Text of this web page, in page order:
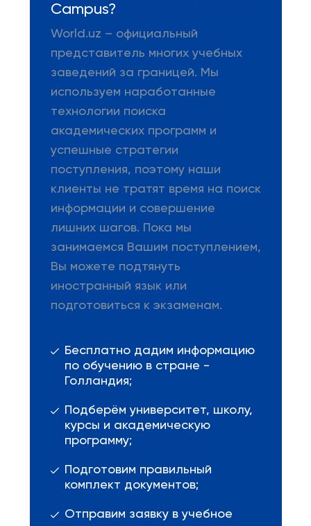
Campus?
World.uz – официальный
представитель многих учебных
заведений за границей. Мы
используем наработанные
технологии поиска
академических программ и
успешные стратегии
поступления, поэтому наши
клиенты не тратят время на поиск
информации и совершение
лишних шагов. Пока мы
занимаемся Вашим поступлением,
Вы можете подтянуть
иностранный язык или
подготовиться к экзаменам.
Бесплатно дадим информацию
по обучению в стране -
Голландия;
Подберём университет, школу,
курсы и академическую
программу;
Подготовим правильный
комплект документов;
Отправим заявку в учебное